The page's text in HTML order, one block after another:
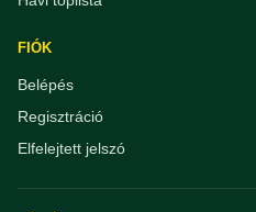
FIÓK
Belépés
Regisztráció
Elfelejtett jelszó